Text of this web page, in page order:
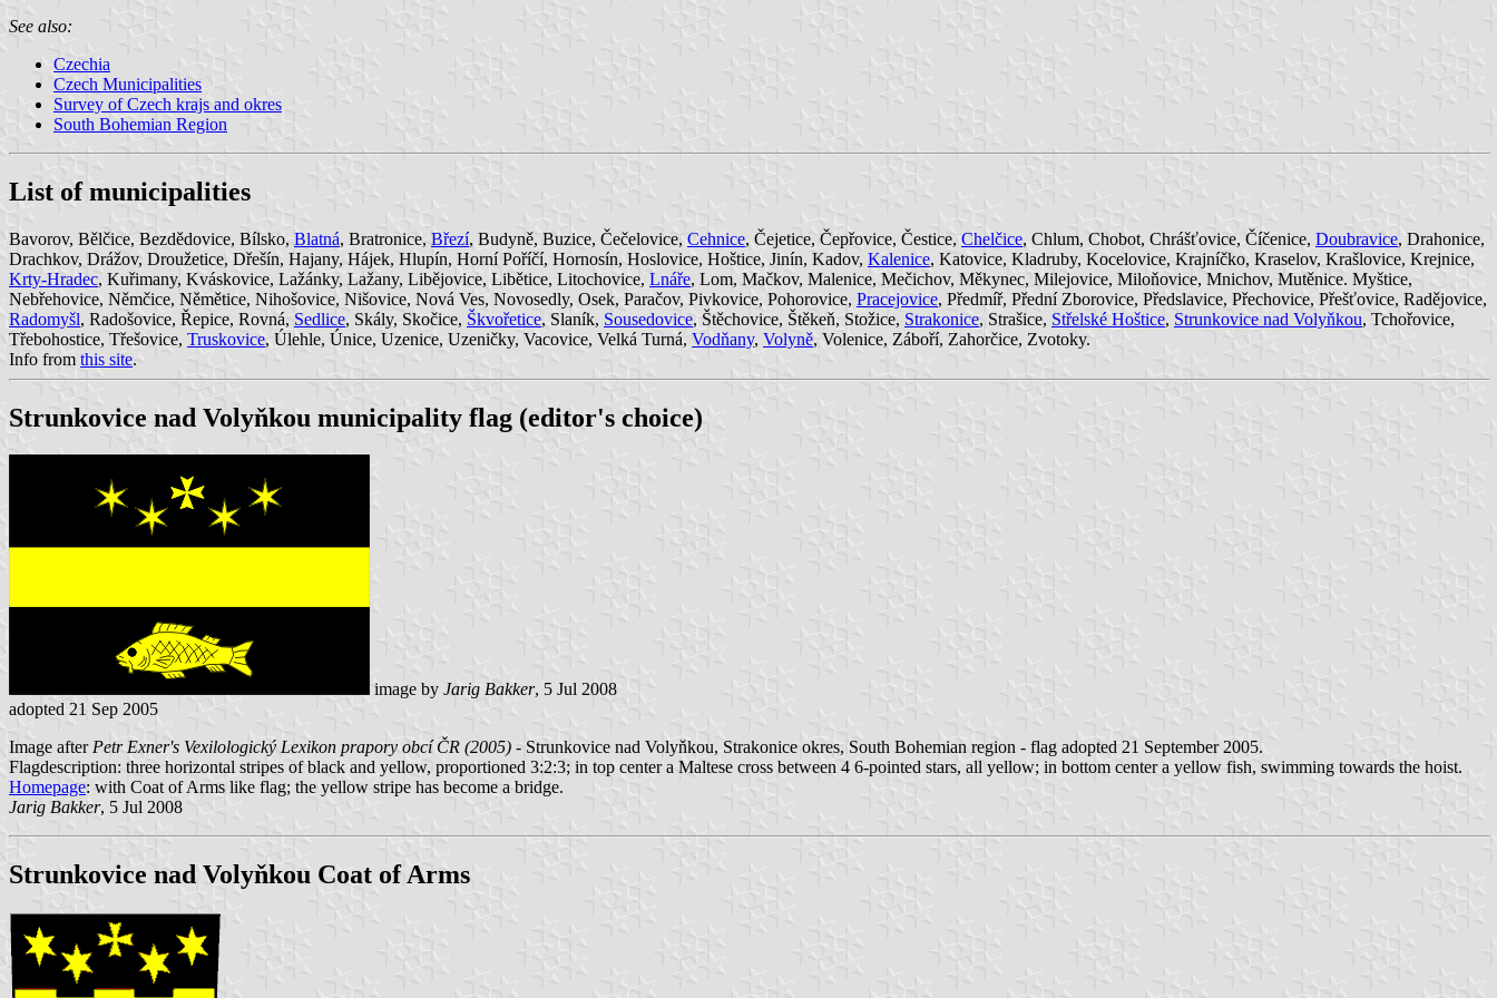
See also:
Czechia
Czech Municipalities
Survey of Czech krajs and okres
South Bohemian Region
List of municipalities
Bavorov, Bělčice, Bezdědovice, Bílsko, Blatná, Bratronice, Březí, Budyně, Buzice, Čečelovice, Cehnice, Čejetice, Čepřovice, Čestice, Chelčice, Chlum, Chobot, Chrášťovice, Číčenice, Doubravice, Drahonice,
Drachkov, Drážov, Droužetice, Dřešín, Hajany, Hájek, Hlupín, Horní Poříčí, Hornosín, Hoslovice, Hoštice, Jinín, Kadov, Kalenice, Katovice, Kladruby, Kocelovice, Krajníčko, Kraselov, Krašlovice, Krejnice,
Krty-Hradec, Kuřimany, Kváskovice, Lažánky, Lažany, Libějovice, Libětice, Litochovice, Lnáře, Lom, Mačkov, Malenice, Mečichov, Měkynec, Milejovice, Miloňovice, Mnichov, Mutěnice. Myštice,
Nebřehovice, Němčice, Němětice, Nihošovice, Nišovice, Nová Ves, Novosedly, Osek, Paračov, Pivkovice, Pohorovice, Pracejovice, Předmíř, Přední Zborovice, Předslavice, Přechovice, Přešťovice, Radějovice,
Radomyšl, Radošovice, Řepice, Rovná, Sedlice, Skály, Skočice, Škvořetice, Slaník, Sousedovice, Štěchovice, Štěkeň, Stožice, Strakonice, Strašice, Střelské Hoštice, Strunkovice nad Volyňkou, Tchořovice,
Třebohostice, Třešovice, Truskovice, Úlehle, Únice, Uzenice, Uzeničky, Vacovice, Velká Turná, Vodňany, Volyně, Volenice, Záboří, Zahorčice, Zvotoky.
Info from this site.
Strunkovice nad Volyňkou municipality flag (editor's choice)
image by Jarig Bakker, 5 Jul 2008
adopted 21 Sep 2005
Image afterPetr Exner's Vexilologický Lexikon prapory obcí ČR (2005) - Strunkovice nad Volyňkou, Strakonice okres, South Bohemian region - flag adopted 21 September 2005.
Flagdescription: three horizontal stripes of black and yellow, proportioned 3:2:3; in top center a Maltese cross between 4 6-pointed stars, all yellow; in bottom center a yellow fish, swimming towards the hoist.
Homepage: with Coat of Arms like flag; the yellow stripe has become a bridge.
Jarig Bakker, 5 Jul 2008
Strunkovice nad Volyňkou Coat of Arms